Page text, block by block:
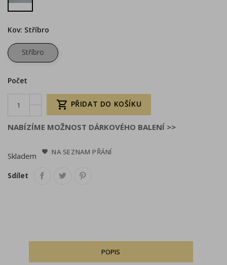
Kov: Stříbro
Stříbro
Počet
 PŘIDAT DO KOŠÍKU
NABÍZÍME MOŽNOST DÁRKOVÉHO BALENÍ >>
Skladem NA SEZNAM PŘÁNÍ
Sdílet
POPIS